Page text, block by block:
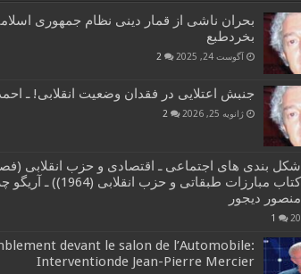
بحران ناشی از قمار دینی نظام جمهوری
بخردطبع
آگوست 24, 2025 2
جنبش اعتلایی در فقدان وضعیت انقلابی! ـ
ژانویه 25, 2026 2
شکل بندی های اجتماعی ـ اقتصادی و حزب انقلابی
کتاب مبارزات طبقاتی و حزب
منصور دیجور
1
devant le salon de l’Automobile:
Interventionde Jean-Pierre Mercier